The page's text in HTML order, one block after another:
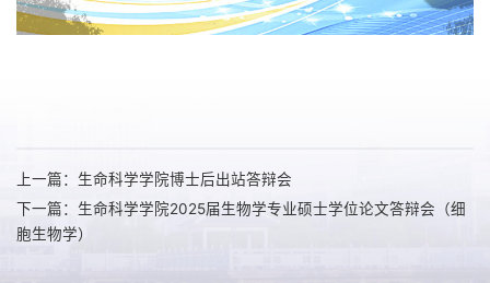
上一篇：生命科学学院博士后出站答辩会
下一篇：生命科学学院2025届生物学专业硕士学位论文答辩会（细
胞生物学）